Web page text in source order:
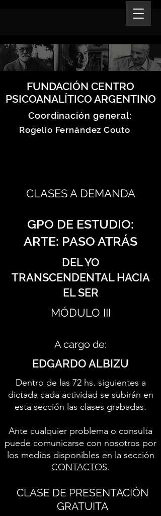
FUNDACIÓN CENTRO
PSICOANALÍTICO ARGENTINO
Coordinación general:
Rogelio Fernández Couto
CLASES A DEMANDA
GPO DE ESTUDIO:
ARTE: PASO ATRÁS
DEL YO
TRANSCENDENTAL HACIA
EL SER
MÓDULO III
A cargo de:
EDGARDO ALBIZU
Dentro de las 72 hs. siguientes a
dictada cada actividad se subirán en
esta sección las clases grabadas.
Ante cualquier problema o consulta
puede comunicarse con nosotros por
los medios disponibles en la sección
CONTACTOS.
CLASE DE PRESENTACIÓN
GRATUITA